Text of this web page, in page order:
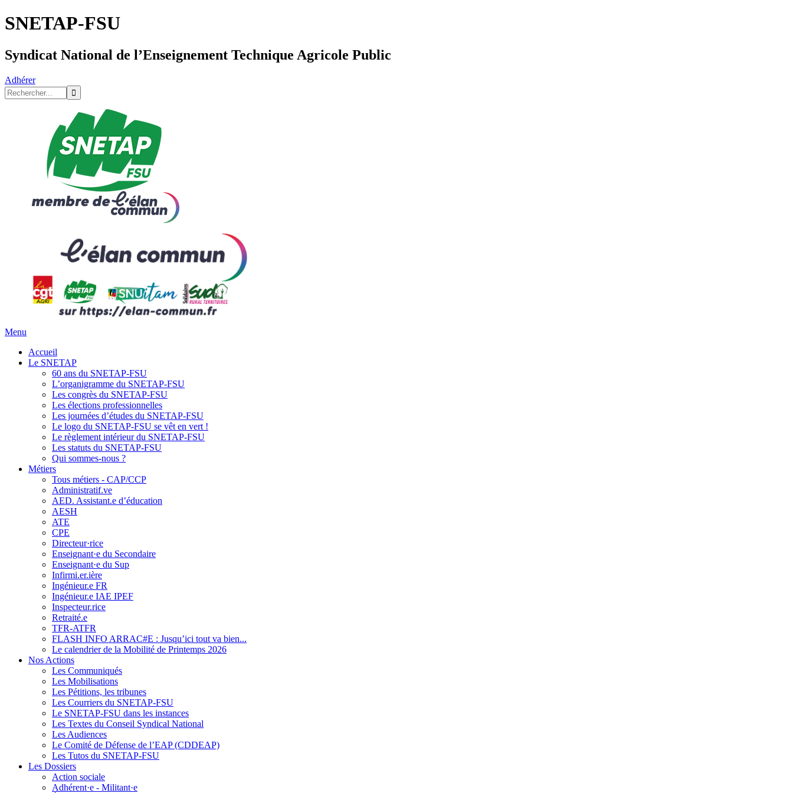
SNETAP-FSU
Syndicat National de l’Enseignement Technique Agricole Public
Adhérer
Menu
Accueil
Le SNETAP
60 ans du SNETAP-FSU
L’organigramme du SNETAP-FSU
Les congrès du SNETAP-FSU
Les élections professionnelles
Les journées d’études du SNETAP-FSU
Le logo du SNETAP-FSU se vêt en vert !
Le règlement intérieur du SNETAP-FSU
Les statuts du SNETAP-FSU
Qui sommes-nous ?
Métiers
Tous métiers - CAP/CCP
Administratif.ve
AED. Assistant.e d’éducation
AESH
ATE
CPE
Directeur·rice
Enseignant·e du Secondaire
Enseignant·e du Sup
Infirmi.er.ière
Ingénieur.e FR
Ingénieur.e IAE IPEF
Inspecteur.rice
Retraité.e
TFR-ATFR
FLASH INFO ARRAC#E : Jusqu’ici tout va bien...
Le calendrier de la Mobilité de Printemps 2026
Nos Actions
Les Communiqués
Les Mobilisations
Les Pétitions, les tribunes
Les Courriers du SNETAP-FSU
Le SNETAP-FSU dans les instances
Les Textes du Conseil Syndical National
Les Audiences
Le Comité de Défense de l’EAP (CDDEAP)
Les Tutos du SNETAP-FSU
Les Dossiers
Action sociale
Adhérent·e - Militant·e